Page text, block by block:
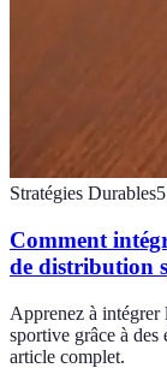
Stratégies Durables5
Comment
de distribution
Apprenez à intégrer
sportive grâce à des
article complet.